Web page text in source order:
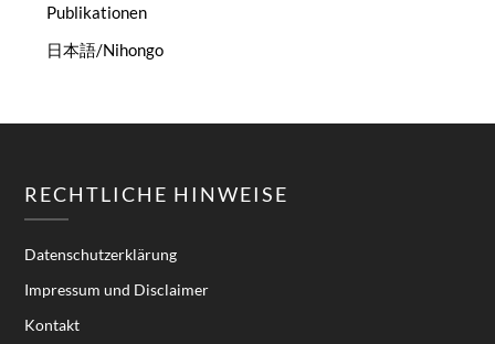
Publikationen
日本語/Nihongo
RECHTLICHE HINWEISE
Datenschutzerklärung
Impressum und Disclaimer
Kontakt